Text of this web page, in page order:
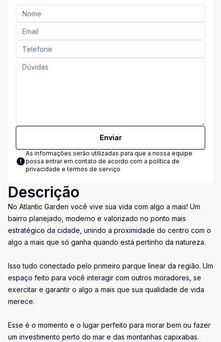
Enviar
As informações serão utilizadas para que a nossa equipe
possa entrar em contato de acordo com a política de
privacidade e termos de serviço
Descrição
No Atlantic Garden você vive sua vida com algo a mais! Um
bairro planejado, moderno e valorizado no ponto mais
estratégico da cidade, unindo a proximidade do centro com o
algo a mais que só ganha quando está pertinho da natureza.
Isso tudo conectado pelo primeiro parque linear da região. Um
espaço feito para você interagir com outros moradores, se
exercitar e garantir o algo a mais que sua qualidade de vida
merece.
Esse é o momento e o lugar perfeito para morar bem ou fazer
um investimento perto do mar e das montanhas capixabas.